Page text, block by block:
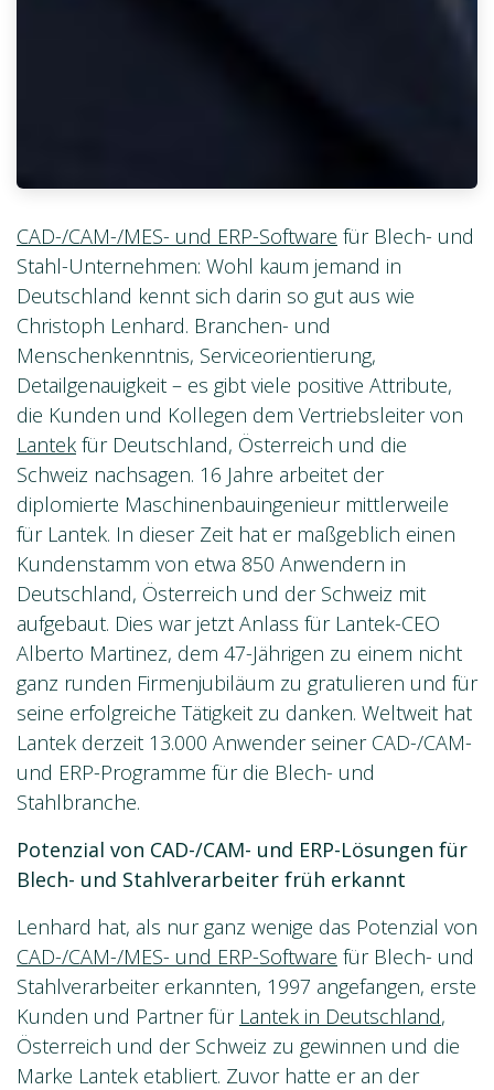
CAD-/CAM-/MES- und ERP-Software für Blech- und
Stahl-Unternehmen: Wohl kaum jemand in
Deutschland kennt sich darin so gut aus wie
Christoph Lenhard. Branchen- und
Menschenkenntnis, Serviceorientierung,
Detailgenauigkeit – es gibt viele positive Attribute,
die Kunden und Kollegen dem Vertriebsleiter von
Lantek für Deutschland, Österreich und die
Schweiz nachsagen. 16 Jahre arbeitet der
diplomierte Maschinenbauingenieur mittlerweile
für Lantek. In dieser Zeit hat er maßgeblich einen
Kundenstamm von etwa 850 Anwendern in
Deutschland, Österreich und der Schweiz mit
aufgebaut. Dies war jetzt Anlass für Lantek-CEO
Alberto Martinez, dem 47-Jährigen zu einem nicht
ganz runden Firmenjubiläum zu gratulieren und für
seine erfolgreiche Tätigkeit zu danken. Weltweit hat
Lantek derzeit 13.000 Anwender seiner CAD-/CAM-
und ERP-Programme für die Blech- und
Stahlbranche.
Potenzial von CAD-/CAM- und ERP-Lösungen für
Blech- und Stahlverarbeiter früh erkannt
Lenhard hat, als nur ganz wenige das Potenzial von
CAD-/CAM-/MES- und ERP-Software für Blech- und
Stahlverarbeiter erkannten, 1997 angefangen, erste
Kunden und Partner für Lantek in Deutschland,
Österreich und der Schweiz zu gewinnen und die
Marke Lantek etabliert. Zuvor hatte er an der